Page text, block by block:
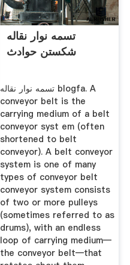
تسمه نوار نقاله
شکستن حوادث
تسمه نوار نقاله blogfa. A
conveyor belt is the
carrying medium of a belt
conveyor syst em (often
shortened to belt
conveyor). A belt conveyor
system is one of many
types of conveyor belt
conveyor system consists
of two or more pulleys
(sometimes referred to as
drums), with an endless
loop of carrying medium—
the conveyor belt—that